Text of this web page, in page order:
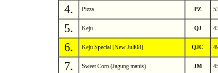
4. Pizza PZ
5. Keju QJ
6. Keju Special [New Juli08] QJC
7. Sweet Corn (Jagung manis) JM